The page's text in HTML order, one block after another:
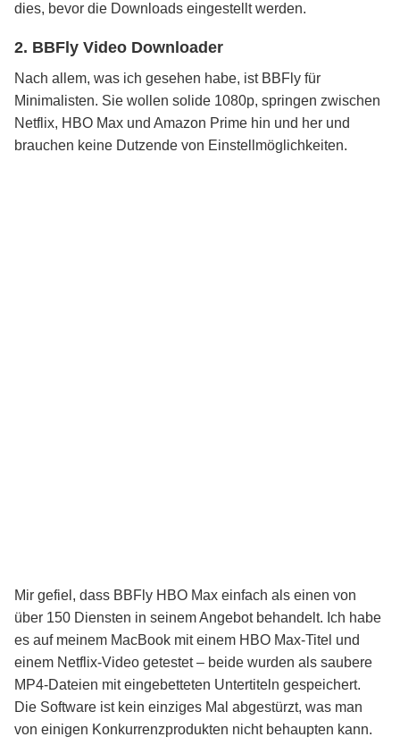
dies, bevor die Downloads eingestellt werden.
2. BBFly Video Downloader
Nach allem, was ich gesehen habe, ist BBFly für
Minimalisten. Sie wollen solide 1080p, springen zwischen
Netflix, HBO Max und Amazon Prime hin und her und
brauchen keine Dutzende von Einstellmöglichkeiten.
Mir gefiel, dass BBFly HBO Max einfach als einen von
über 150 Diensten in seinem Angebot behandelt. Ich habe
es auf meinem MacBook mit einem HBO Max-Titel und
einem Netflix-Video getestet – beide wurden als saubere
MP4-Dateien mit eingebetteten Untertiteln gespeichert.
Die Software ist kein einziges Mal abgestürzt, was man
von einigen Konkurrenzprodukten nicht behaupten kann.